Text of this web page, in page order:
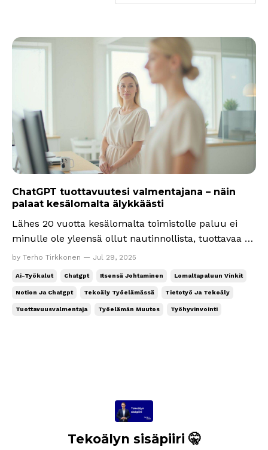
ChatGPT tuottavuutesi valmentajana – näin
palaat kesälomalta älykkäästi
Lähes 20 vuotta kesälomalta toimistolle paluu ei
minulle ole yleensä ollut nautinnollista, tuottavaa tai
inspiroivaa, eikä se taida olla kaikille muillekaan.
ensimmäisen viikon kuluneen lähinnä töitä ihm...
by Terho Tirkkonen — Jul 29, 2025
Ai-Työkalut Chatgpt Itsensä Johtaminen Lomaltapaluun Vinkit
Notion Ja Chatgpt Tekoäly Työelämässä Tietotyö Ja Tekoäly
Tuottavuusvalmentaja Työelämän Muutos Työhyvinvointi
Tekoälyn sisäpiiri 🤫